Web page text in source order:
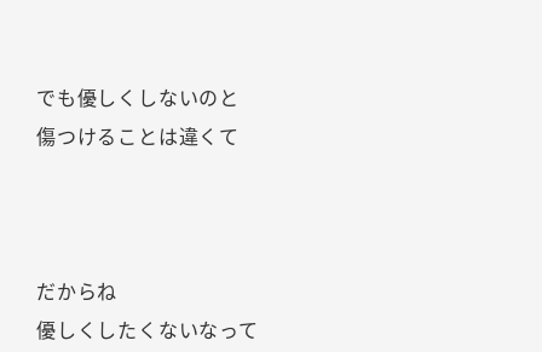
でも優しくしないのと
傷つけることは違くて
だからね
優しくしたくないなって